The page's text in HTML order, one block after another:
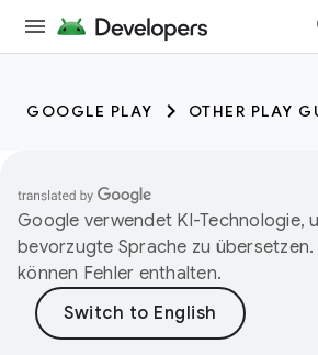
GOOGLE PLAY OTHER PLAY
Google verwendet KI-Technologie,
bevorzugte Sprache zu
können Fehler enthalten.